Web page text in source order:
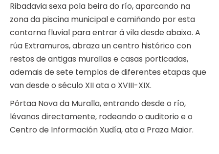
Ribadavia sexa pola beira do río, aparcando na
zona da piscina municipal e camiñando por esta
contorna fluvial para entrar á vila desde abaixo. A
rúa Extramuros, abraza un centro histórico con
restos de antigas murallas e casas porticadas,
ademais de sete templos de diferentes etapas que
van desde o século XII ata o XVIII-XIX.
Pórtaa Nova da Muralla, entrando desde o río,
lévanos directamente, rodeando o auditorio e o
Centro de Información Xudía, ata a Praza Maior.